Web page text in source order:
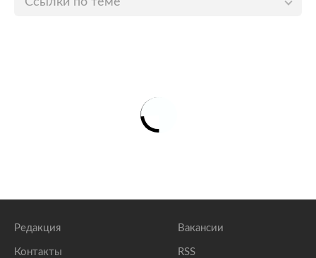
Вирусолог объяснил рекорд смертности от
Редакция
Контакты
Вакансии
RSS